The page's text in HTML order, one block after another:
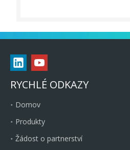
RYCHLÉ ODKAZY
Domov
Produkty
Žádost o partnerství